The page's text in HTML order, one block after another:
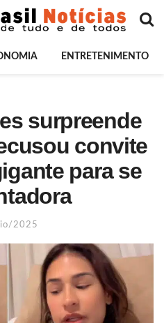
ENTRETENIMENTO
surpreende
convite
para se
2025